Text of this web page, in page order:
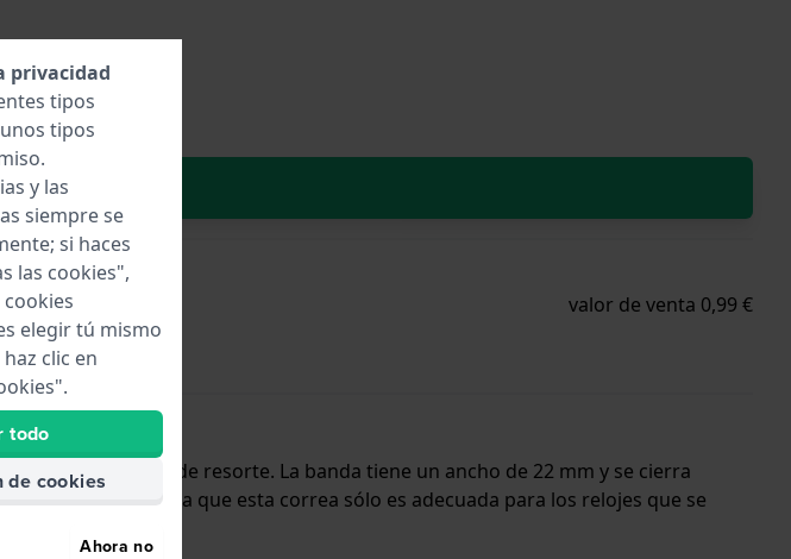
valor de venta 0,99 €
pasadores de resorte. La banda tiene un ancho de 22 mm y se cierra
lo que significa que esta correa sólo es adecuada para los relojes que se
privacidad
tipos
tipos
y las
siempre se
si haces
las cookies",
elegir tú mismo
clic en
todo
de cookies
Ahora no